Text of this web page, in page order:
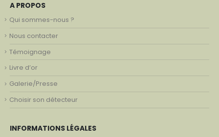
A PROPOS
Qui sommes-nous ?
Nous contacter
Témoignage
Livre d’or
Galerie/Presse
Choisir son détecteur
INFORMATIONS LÉGALES